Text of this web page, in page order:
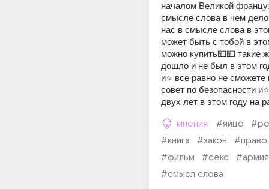
началом Великой
смысле слова в чем
нас в смысле слова в
может быть с тобой в
можно купить💴💴 такие
дошло и не был в этом
и⭐ все равно не
совет по безопасности
двух лет в этом году на
мнения #яйцо
#книга
#закон
#право
#фильм
#секс
#армия
#смысл слова